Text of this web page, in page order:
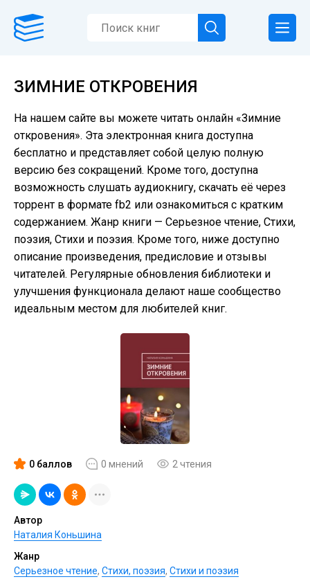
ЗИМНИЕ ОТКРОВЕНИЯ
На нашем сайте вы можете читать онлайн «Зимние
откровения». Эта электронная книга доступна
бесплатно и представляет собой целую полную
версию без сокращений. Кроме того, доступна
возможность слушать аудиокнигу, скачать её через
торрент в формате fb2 или ознакомиться с кратким
содержанием. Жанр книги — Серьезное чтение, Cтихи,
поэзия, Стихи и поэзия. Кроме того, ниже доступно
описание произведения, предисловие и отзывы
читателей. Регулярные обновления библиотеки и
улучшения функционала делают наше сообщество
идеальным местом для любителей книг.
0 баллов 0 мнений 2 чтения
Автор
Наталия Коньшина
Жанр
Серьезное чтение, Cтихи, поэзия, Стихи и поэзия